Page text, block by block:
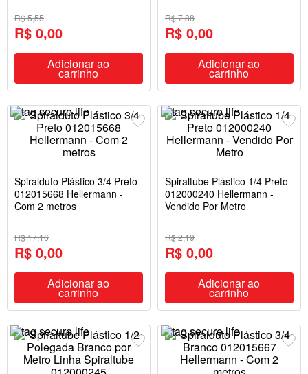
R$ 5,55
R$ 0,00
Adicionar ao
carrinho
R$ 7,88
R$ 0,00
Adicionar ao
carrinho
Spiralduto Plástico 3/4 Preto
012015668 Hellermann -
Com 2 metros
R$ 17,16
R$ 0,00
Adicionar ao
carrinho
Spiraltube Plástico 1/4 Preto
012000240 Hellermann -
Vendido Por Metro
R$ 2,19
R$ 0,00
Adicionar ao
carrinho